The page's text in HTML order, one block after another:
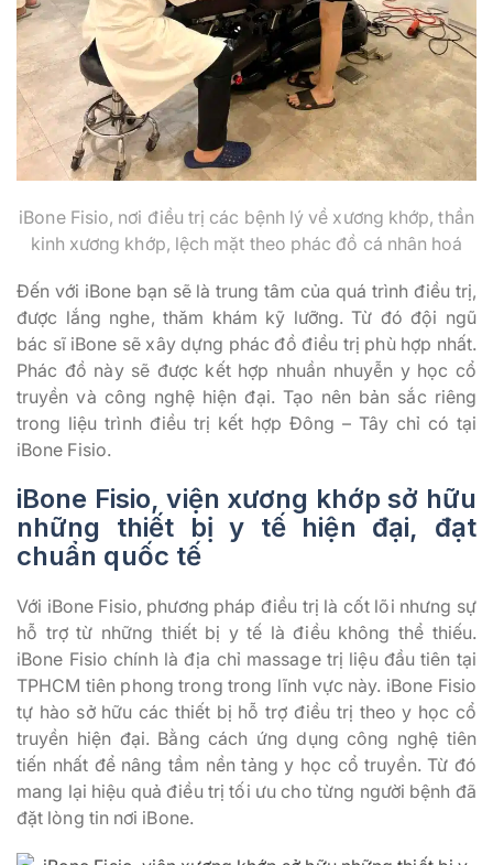
iBone Fisio, nơi điều trị các bệnh lý về xương khớp, thần
kinh xương khớp, lệch mặt theo phác đồ cá nhân hoá
Đến với iBone bạn sẽ là trung tâm của quá trình điều trị,
được lắng nghe, thăm khám kỹ lưỡng. Từ đó đội ngũ
bác sĩ iBone sẽ xây dựng phác đồ điều trị phù hợp nhất.
Phác đồ này sẽ được kết hợp nhuần nhuyễn y học cổ
truyền và công nghệ hiện đại. Tạo nên bản sắc riêng
trong liệu trình điều trị kết hợp Đông – Tây chỉ có tại
iBone Fisio.
iBone Fisio, viện xương khớp sở hữu
những thiết bị y tế hiện đại, đạt
chuẩn quốc tế
Với iBone Fisio, phương pháp điều trị là cốt lõi nhưng sự
hỗ trợ từ những thiết bị y tế là điều không thể thiếu.
iBone Fisio chính là địa chỉ massage trị liệu đầu tiên tại
TPHCM tiên phong trong trong lĩnh vực này. iBone Fisio
tự hào sở hữu các thiết bị hỗ trợ điều trị theo y học cổ
truyền hiện đại. Bằng cách ứng dụng công nghệ tiên
tiến nhất để nâng tầm nền tảng y học cổ truyền. Từ đó
mang lại hiệu quả điều trị tối ưu cho từng người bệnh đã
đặt lòng tin nơi iBone.